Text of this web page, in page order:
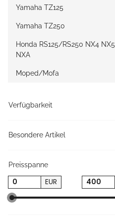
Yamaha TZ125
Yamaha TZ250
Honda RS125/RS250 NX4 NX5
NXA
Moped/Mofa
Verfügbarkeit
Besondere Artikel
Preisspanne
EUR